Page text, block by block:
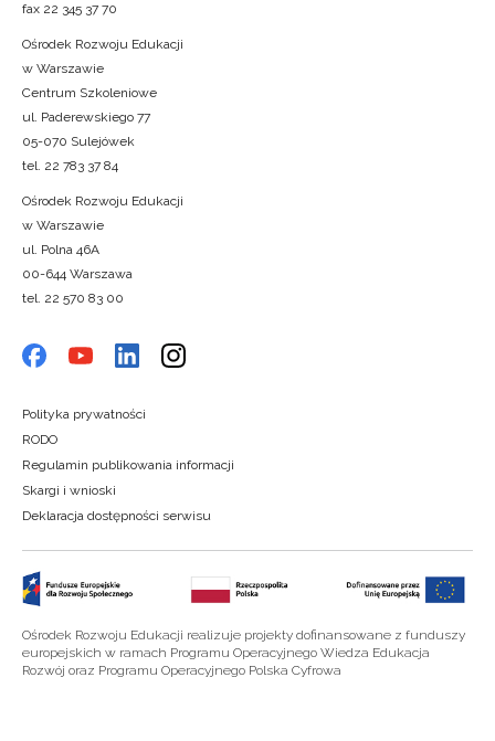
fax 22 345 37 70
Ośrodek Rozwoju Edukacji
w Warszawie
Centrum Szkoleniowe
ul. Paderewskiego 77
05-070 Sulejówek
tel. 22 783 37 84
Ośrodek Rozwoju Edukacji
w Warszawie
ul. Polna 46A
00-644 Warszawa
tel. 22 570 83 00
Polityka prywatności
RODO
Regulamin publikowania informacji
Skargi i wnioski
Deklaracja dostępności serwisu
Ośrodek Rozwoju Edukacji realizuje projekty dofinansowane z funduszy
europejskich w ramach Programu Operacyjnego Wiedza Edukacja
Rozwój oraz Programu Operacyjnego Polska Cyfrowa